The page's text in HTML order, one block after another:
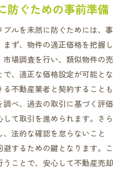
防ぐための事前準備
ルを未然に防ぐためには、事
ず、物件の適正価格を把握し
場調査を行い、類似物件の売
、適正な価格設定が可能とな
不動産業者と契約することも
べ、過去の取引に基づく評価
て取引を進められます。さら
法的な確認を怠らないこと
するための鍵となります。こ
ことで、安心して不動産売却